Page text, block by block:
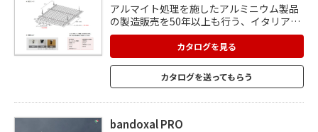
アルマイト処理を施したアルミニウム製品
の製造販売を50年以上も行う、イタリア・
ALMECO(アルメコ)社のアルマイトアルミ
材を使用した鏡面ルーバーシステムです。
一定の間隔で存在する鏡面部分が程よい映
り込みを創り出し、意匠性の高い鏡面天井
を演出します。55mm幅と155mm幅の断
が可能です。
カタログを見る
カタログを送ってもらう
bandoxal PRO